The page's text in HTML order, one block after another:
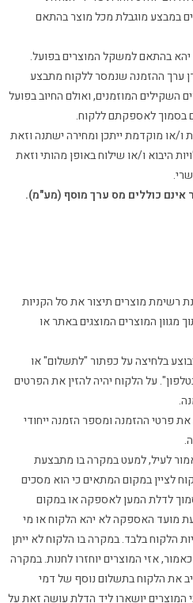
במבצע מוגבלת מכל מוצר בהתאם
יהא בהתאם למשקל המוצרים בפועל.
ערך ההזמנה שנמסר ללקוח מתבצע
המוזמנים, ואולם החיוב בפועל
בסמוך לאספקתם ללקוח.
ו/או מוקדמת ייתכן ומחירה ישתנה וזאת
היבוא ו/או שילוח באופן מהותי וזאת
אינם כוללים מס ערך מוסף (מע"מ).
רשימת מוצרים תיצור את סל הקניות
המוצרים המוצגים באתר או
בלחיצה על כפתור "לתשלום" או
על הלקוח יהיה להזין את הפרטים
פרטי ההזמנה ומספר הזמנה ייחודי
לעיל, למעט במקרה בו מתבצעת
לציין במקום המתאים כי הוא מסכים
לדלת המען לאספקה או במקום
מועד האספקה לא יהא הלקוח או מי
הלקוח בלבד. במקרה בו הלקוח לא ייתן
אזי המוצרים יוחזרו לחנות. במקרה
את הלקוח בתשלום נוסף של דמי
המוצרים יושארו ליד הדלת עושה זאת על